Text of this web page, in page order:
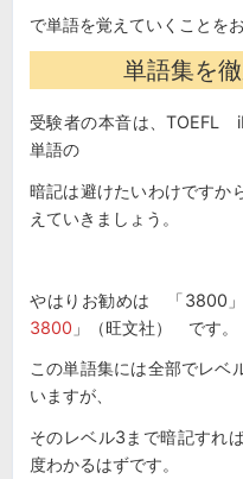
で単語を覚えていくことを
単語集を
受験者の本音は、TOEFL
単語の
暗記は避けたいわけですか
えていきましょう。
やはりお勧めは 「3800
3800 」（旺文社） です。
この単語集には全部でレベ
いますが、
そのレベル3まで暗記すれ
度わかるはずです。